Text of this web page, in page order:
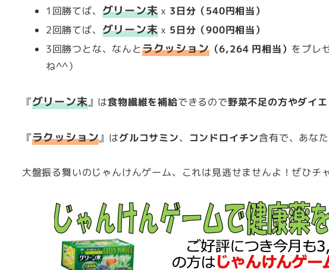
1回勝てば、 グリーン末x 3日分（540円相当）
2回勝てば、 グリーン末x 5日分（900円相当）
3回勝つとな、なんとラクッション（6,264 円相当） をプレ
ね^^）
『グリーン末』は食物繊維を補給できるので野菜不足の方やダイ
『ラクッション』はグルコサミン、 コンドロイチン含有で、あな
大盤振る舞いのじゃんけんゲーム、これは見逃せませんよ！ぜひ